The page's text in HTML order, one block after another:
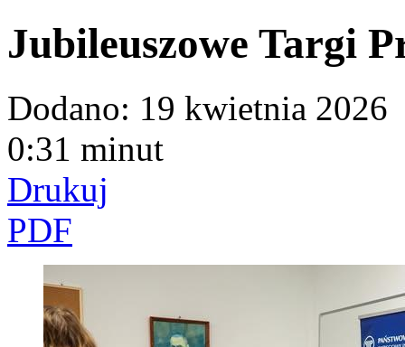
Jubileuszowe Targi
Dodano: 19 kwietnia 2026
0:31 minut
Drukuj
PDF